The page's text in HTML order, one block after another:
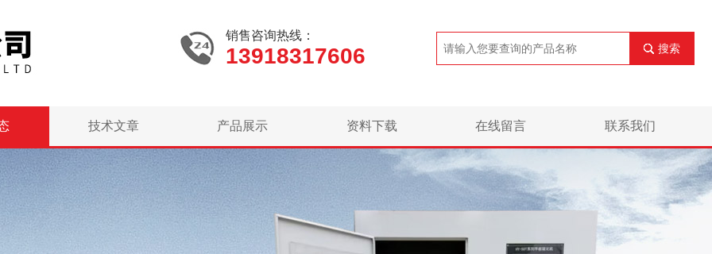
销售咨询热线：
13918317606 搜索
技术文章 产品展示 资料下载 在线留言 联系我们